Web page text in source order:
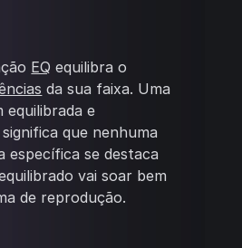
EQ equilibra o
da sua faixa. Uma
equilibrada e
que nenhuma
específica se destaca
vai soar bem
de reprodução.